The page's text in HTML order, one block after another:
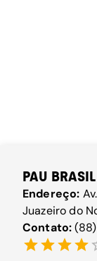
PAU BRASIL
Endereço:
Juazeiro do
Contato: